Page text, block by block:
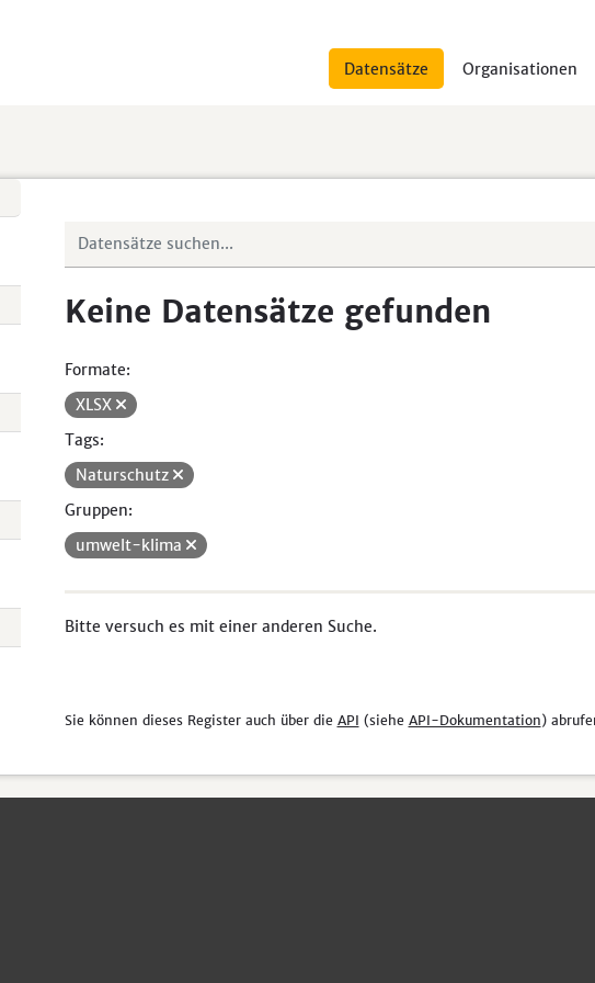
Datensätze Organisationen
Keine Datensätze gefunden
Formate:
XLSX
Tags:
Naturschutz
Gruppen:
umwelt-klima
Bitte versuch es mit einer anderen Suche.
Sie können dieses Register auch über die API (siehe API-Dokumentation)